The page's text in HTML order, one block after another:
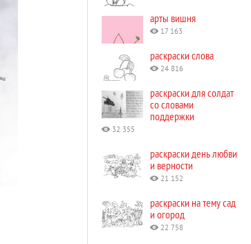
арты вишня
17 163
раскраски слова
24 816
раскраски для солдат
со словами
поддержки
32 355
раскраски день любви
и верности
21 152
раскраски на тему сад
и огород
22 758